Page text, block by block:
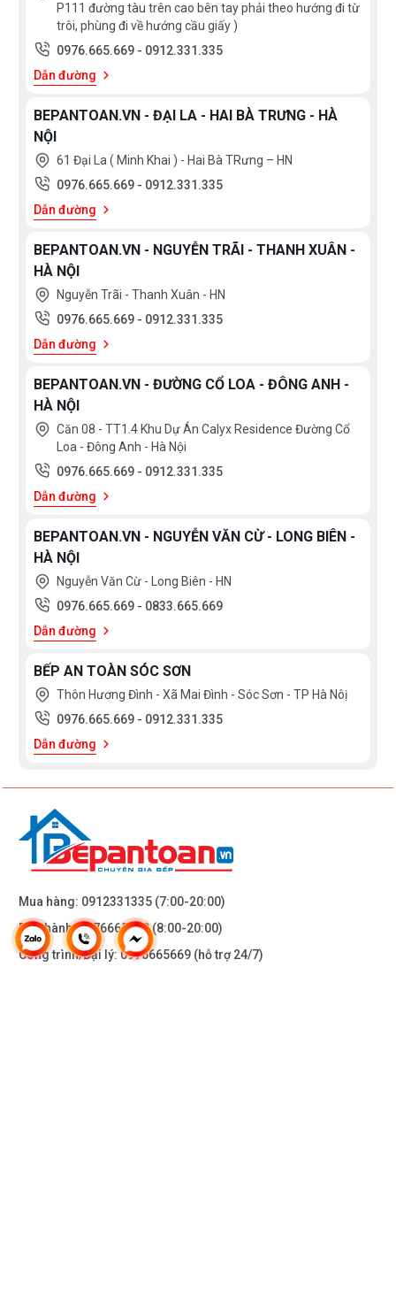
P111 đường tàu trên cao bên tay phải theo hướng đi từ
trôi, phùng đi về hướng cầu giấy )
0976.665.669 - 0912.331.335
Dẫn đường
BEPANTOAN.VN - ĐẠI LA - HAI BÀ TRƯNG - HÀ
NỘI
61 Đại La ( Minh Khai ) - Hai Bà TRưng – HN
0976.665.669 - 0912.331.335
Dẫn đường
BEPANTOAN.VN - NGUYỄN TRÃI - THANH XUÂN -
HÀ NỘI
Nguyễn Trãi - Thanh Xuân - HN
0976.665.669 - 0912.331.335
Dẫn đường
BEPANTOAN.VN - ĐƯỜNG CỔ LOA - ĐÔNG ANH -
HÀ NỘI
Căn 08 - TT1.4 Khu Dự Án Calyx Residence Đường Cổ
Loa - Đông Anh - Hà Nội
0976.665.669 - 0912.331.335
Dẫn đường
BEPANTOAN.VN - NGUYỄN VĂN CỪ - LONG BIÊN -
HÀ NỘI
Nguyễn Văn Cừ - Long Biên - HN
0976.665.669 - 0833.665.669
Dẫn đường
BẾP AN TOÀN SÓC SƠN
Thôn Hương Đình - Xã Mai Đình - Sóc Sơn - TP Hà Nôị
0976.665.669 - 0912.331.335
Dẫn đường
Mua hàng: 0912331335 (7:00-20:00)
Bảo hành:0976665669(8:00-20:00)
Công trình/Đại lý:0976665669 (hỗ trợ 24/7)